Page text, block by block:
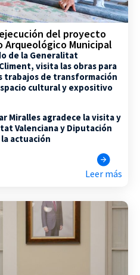
del proyecto
Arqueológico Municipal
de la Generalitat
visita las obras para
trabajos de transformación
cultural y expositivo
Miralles agradece la visita y
Valenciana y Diputación
actuación
Leer más